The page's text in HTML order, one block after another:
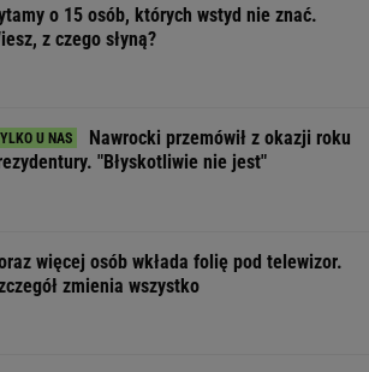
o 15 osób, których wstyd nie znać.
z czego słyną?
Nawrocki przemówił z okazji roku
"Błyskotliwie nie jest"
więcej osób wkłada folię pod telewizor.
zmienia wszystko